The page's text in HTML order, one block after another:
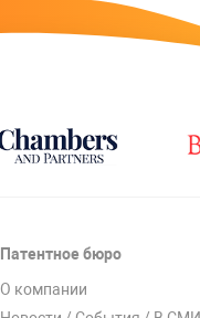
Патентное бюро
О компании